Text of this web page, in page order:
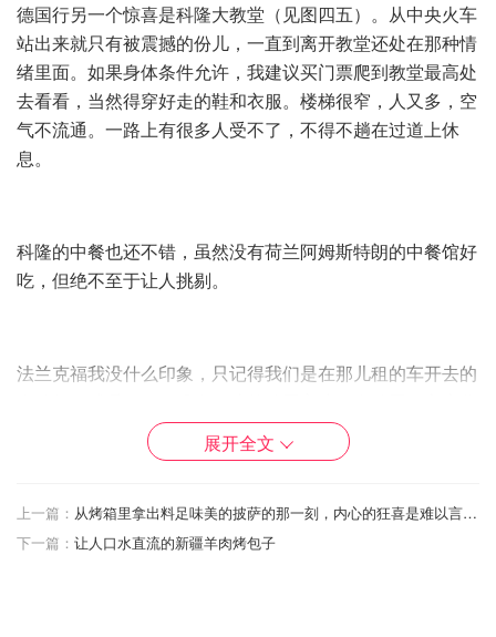
德国行另一个惊喜是科隆大教堂（见图四五）。从中央火车
站出来就只有被震撼的份儿，一直到离开教堂还处在那种情
绪里面。如果身体条件允许，我建议买门票爬到教堂最高处
去看看，当然得穿好走的鞋和衣服。楼梯很窄，人又多，空
气不流通。一路上有很多人受不了，不得不趟在过道上休
息。
科隆的中餐也还不错，虽然没有荷兰阿姆斯特朗的中餐馆好
吃，但绝不至于让人挑剔。
法兰克福我没什么印象，只记得我们是在那儿租的车开去的
合我心意了哈哈😄
文章写得我心痒。
展开全文
上一篇：
从烤箱里拿出料足味美的披萨的那一刻，内心的狂喜是难以言喻的！
下一篇： 让人口水直流的新疆羊肉烤包子